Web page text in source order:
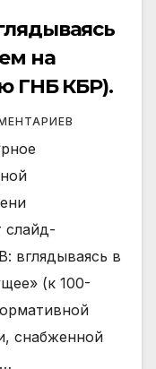
на
ГНБ КБР).
слайд-
вглядываясь в
(к 100-
снабженной